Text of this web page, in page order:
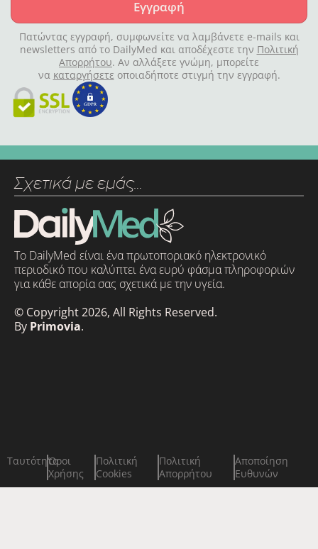
Εγγραφή
Πατώντας εγγραφή, συμφωνείτε να λαμβάνετε e-mails και
newsletters από το DailyMed και αποδέχεστε την Πολιτική
Απορρήτου. Αν αλλάξετε γνώμη, μπορείτε
να καταργήσετε οποιαδήποτε στιγμή την εγγραφή.
Σχετικά με εμάς…
Το DailyMed είναι ένα πρωτοποριακό ηλεκτρονικό
περιοδικό που καλύπτει ένα ευρύ φάσμα πληροφοριών
για κάθε απορία σας σχετικά με την υγεία.
© Copyright 2026, All Rights Reserved.
By Primovia.
ΤαυτότηταΌροι
Χρήσης
Πολιτική
Cookies
Πολιτική
Απορρήτου
Αποποίηση
Ευθυνών